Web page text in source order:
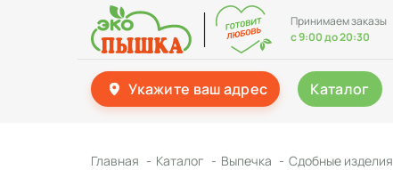
Принимаем заказы
с 9:00 до 20:30
Укажите ваш адрес Каталог
Главная Каталог Выпечка Сдобные изделия